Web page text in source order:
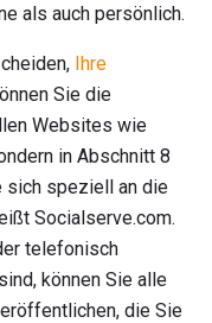
als auch persönlich.
Ihre
Sie die
Websites wie
in Abschnitt 8
sich speziell an die
Socialserve.com.
telefonisch
können Sie alle
die Sie